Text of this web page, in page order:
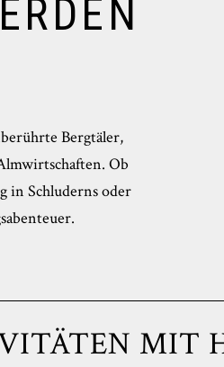
Bergtäler,
Ob
in Schluderns oder
MIT